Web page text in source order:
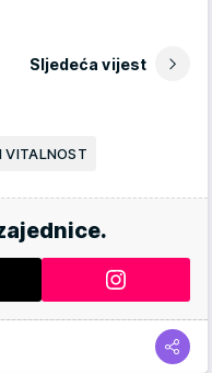
Sljedeća vijest
VITALNOST